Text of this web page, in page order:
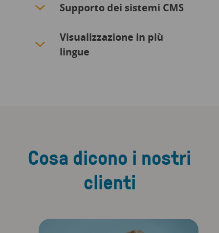
Supporto dei sistemi CMS
Visualizzazione in più
lingue
Cosa dicono i nostri
clienti